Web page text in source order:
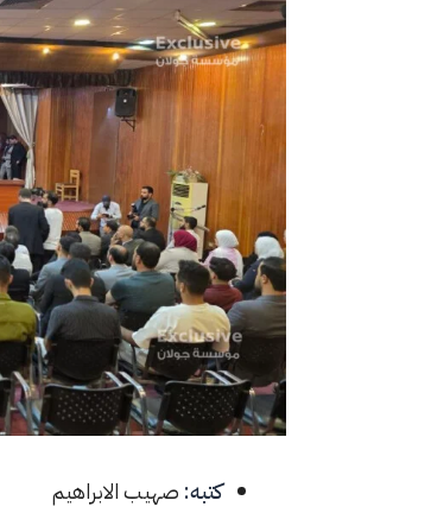
كتبه: صهيب الابراهيم